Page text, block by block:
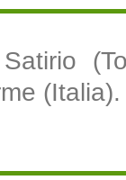
Satirio
(Italia).